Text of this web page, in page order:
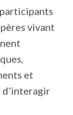
vivant
et